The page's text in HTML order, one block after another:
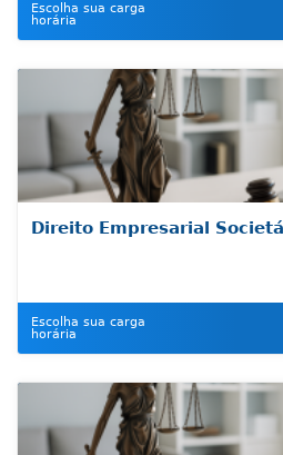
Escolha sua carga
horária
Direito Empresarial
Escolha sua carga
horária